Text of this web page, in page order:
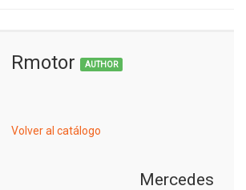
Rmotor AUTHOR
Volver al catálogo
Mercedes